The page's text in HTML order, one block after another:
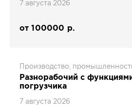
7 августа 2026
от 100000 р.
Производство,
Разнорабочий с
погрузчика
7 августа 2026